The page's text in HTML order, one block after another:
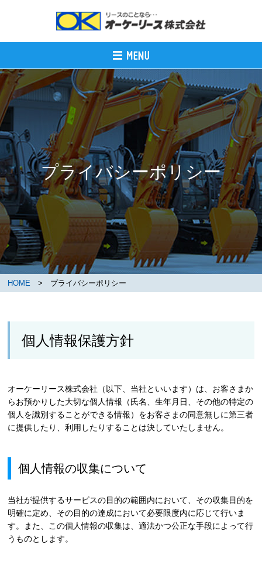
プライバシーポリシー
HOME > プライバシーポリシー
個人情報保護方針
オーケーリース株式会社（以下、当社といいます）は、お客さまか
らお預かりした大切な個人情報（氏名、生年月日、その他の特定の
個人を識別することができる情報）をお客さまの同意無しに第三者
に提供したり、利用したりすることは決していたしません。
個人情報の収集について
当社が提供するサービスの目的の範囲内において、その収集目的を
明確に定め、その目的の達成において必要限度内に応じて行いま
す。また、この個人情報の収集は、適法かつ公正な手段によって行
うものとします。